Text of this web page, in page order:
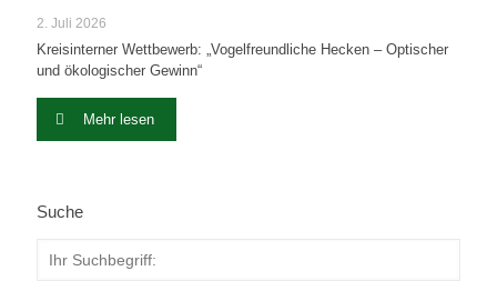
2. Juli 2026
Kreisinterner Wettbewerb: „Vogelfreundliche Hecken – Optischer
und ökologischer Gewinn“
Mehr lesen
Suche